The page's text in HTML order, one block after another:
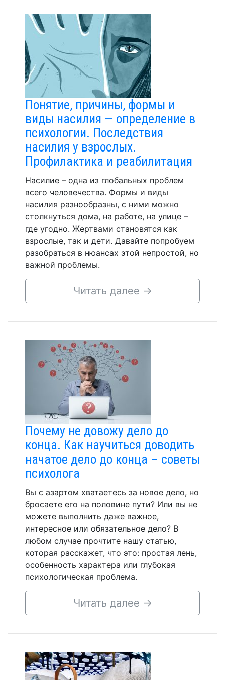
Понятие, причины, формы и
виды насилия — определение в
психологии. Последствия
насилия у взрослых.
Профилактика и реабилитация
Насилие – одна из глобальных проблем
всего человечества. Формы и виды
насилия разнообразны, с ними можно
столкнуться дома, на работе, на улице –
где угодно. Жертвами становятся как
взрослые, так и дети. Давайте попробуем
разобраться в нюансах этой непростой, но
важной проблемы.
Читать далее →
Почему не довожу дело до
конца. Как научиться доводить
начатое дело до конца – советы
психолога
Вы с азартом хватаетесь за новое дело, но
бросаете его на половине пути? Или вы не
можете выполнить даже важное,
интересное или обязательное дело? В
любом случае прочтите нашу статью,
которая расскажет, что это: простая лень,
особенность характера или глубокая
психологическая проблема.
Читать далее →